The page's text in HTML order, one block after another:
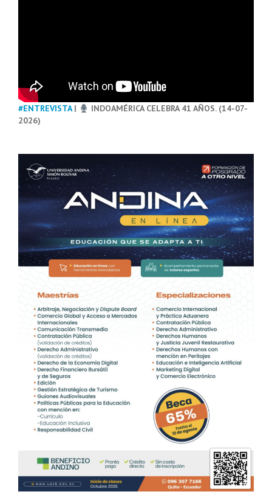
#ENTREVISTA|
INDOAMÉRICA CELEBRA 41 AÑOS. (14-07-
2026)